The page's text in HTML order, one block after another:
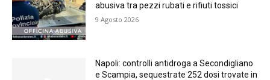
abusiva tra pezzi rubati e rifiuti tossici
9 Agosto 2026
Napoli: controlli antidroga a Secondigliano
e Scampia, sequestrate 252 dosi trovate in